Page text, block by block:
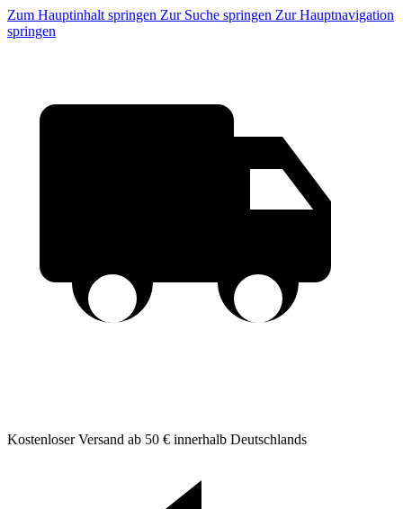
Zum Hauptinhalt springen Zur Suche springen Zur Hauptnavigation
springen
Kostenloser Versand ab 50 € innerhalb Deutschlands